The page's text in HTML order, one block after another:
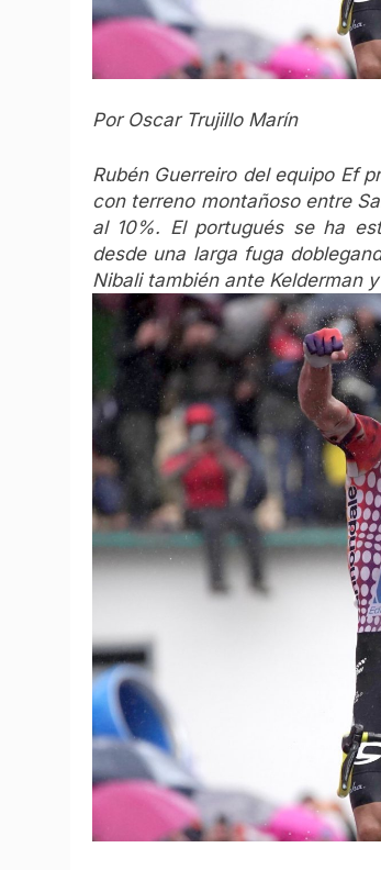
Por Oscar Trujillo Marín
Rubén Guerreiro del equipo Ef
con terreno montañoso entre
al 10%. El portugués se ha
desde una larga fuga
Nibali también ante Kelderman